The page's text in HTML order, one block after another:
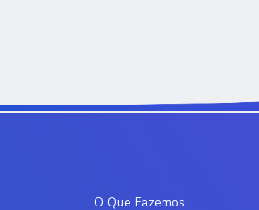
O Que Fazemos